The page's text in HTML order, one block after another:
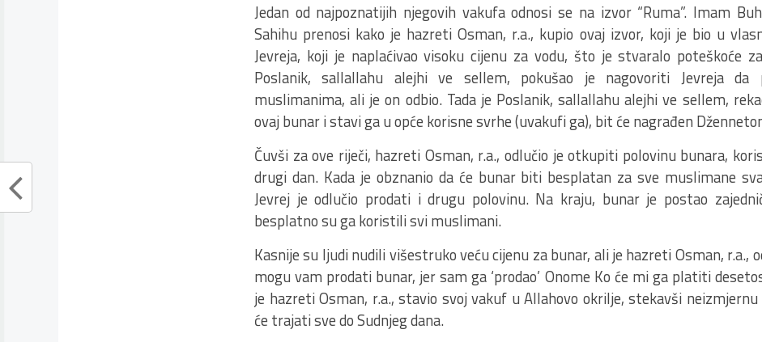
Jedan od najpoznatijih njegovih vakufa odnosi se na izvor “Ruma”. Imam
Sahihu prenosi kako je hazreti Osman, r.a., kupio ovaj izvor, koji je bio u
Jevreja, koji je naplaćivao visoku cijenu za vodu, što je stvaralo poteškoće
Poslanik, sallallahu alejhi ve sellem, pokušao je nagovoriti Jevreja da
muslimanima, ali je on odbio. Tada je Poslanik, sallallahu alejhi ve sellem,
ovaj bunar i stavi ga u opće korisne svrhe (uvakufi ga), bit će nagrađen
Čuvši za ove riječi, hazreti Osman, r.a., odlučio je otkupiti polovinu bunara,
drugi dan. Kada je obznanio da će bunar biti besplatan za sve muslimane
Jevrej je odlučio prodati i drugu polovinu. Na kraju, bunar je postao
besplatno su ga koristili svi muslimani.
Kasnije su ljudi nudili višestruko veću cijenu za bunar, ali je hazreti Osman, r.a.,
mogu vam prodati bunar, jer sam ga ‘prodao’ Onome Ko će mi ga platiti
je hazreti Osman, r.a., stavio svoj vakuf u Allahovo okrilje, stekavši
će trajati sve do Sudnjeg dana.